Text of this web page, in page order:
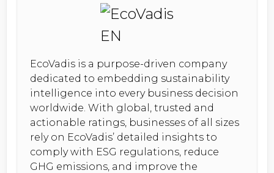
EcoVadis is a purpose-driven company
dedicated to embedding sustainability
intelligence into every business decision
worldwide. With global, trusted and
actionable ratings, businesses of all sizes
rely on EcoVadis’ detailed insights to
comply with ESG regulations, reduce
GHG emissions, and improve the